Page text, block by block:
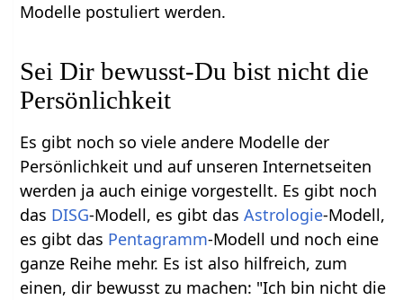
Modelle postuliert werden.
Sei Dir bewusst-Du bist nicht die
Persönlichkeit
Es gibt noch so viele andere Modelle der
Persönlichkeit und auf unseren Internetseiten
werden ja auch einige vorgestellt. Es gibt noch
das DISG-Modell, es gibt dasAstrologie-Modell,
es gibt das Pentagramm-Modell und noch eine
ganze Reihe mehr. Es ist also hilfreich, zum
einen, dir bewusst zu machen: "Ich bin nicht die